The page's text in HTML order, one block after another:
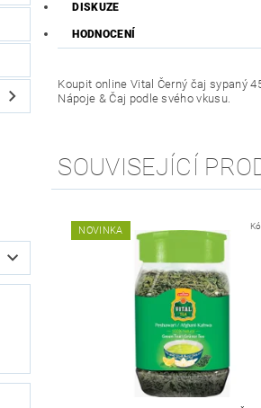
DISKUZE
HODNOCENÍ
Koupit online Vital Černý čaj sypaný
Nápoje & Čaj podle svého vkusu.
SOUVISEJÍCÍ
NOVINKA